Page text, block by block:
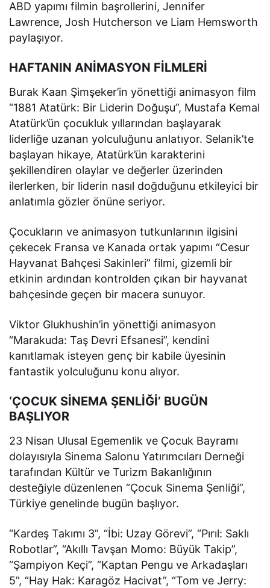
ABD yapımı filmin başrollerini, Jennifer
Lawrence, Josh Hutcherson ve Liam Hemsworth
paylaşıyor.
HAFTANIN ANİMASYON FİLMLERİ
Burak Kaan Şimşeker’in yönettiği animasyon film
“1881 Atatürk: Bir Liderin Doğuşu”, Mustafa Kemal
Atatürk’ün çocukluk yıllarından başlayarak
liderliğe uzanan yolculuğunu anlatıyor. Selanik’te
başlayan hikaye, Atatürk’ün karakterini
şekillendiren olaylar ve değerler üzerinden
ilerlerken, bir liderin nasıl doğduğunu etkileyici bir
anlatımla gözler önüne seriyor.
Çocukların ve animasyon tutkunlarının ilgisini
çekecek Fransa ve Kanada ortak yapımı “Cesur
Hayvanat Bahçesi Sakinleri” filmi, gizemli bir
etkinin ardından kontrolden çıkan bir hayvanat
bahçesinde geçen bir macera sunuyor.
Viktor Glukhushin’in yönettiği animasyon
“Marakuda: Taş Devri Efsanesi”, kendini
kanıtlamak isteyen genç bir kabile üyesinin
fantastik yolculuğunu konu alıyor.
‘ÇOCUK SİNEMA ŞENLİĞİ’ BUGÜN
BAŞLIYOR
23 Nisan Ulusal Egemenlik ve Çocuk Bayramı
dolayısıyla Sinema Salonu Yatırımcıları Derneği
tarafından Kültür ve Turizm Bakanlığının
desteğiyle düzenlenen “Çocuk Sinema Şenliği”,
Türkiye genelinde bugün başlıyor.
“Kardeş Takımı 3”, “İbi: Uzay Görevi”, “Pırıl: Saklı
Robotlar”, “Akıllı Tavşan Momo: Büyük Takip”,
“Şampiyon Keçi”, “Kaptan Pengu ve Arkadaşları
5”, “Hay Hak: Karagöz Hacivat”, “Tom ve Jerry: